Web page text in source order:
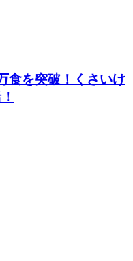
食を突破！くさいけ